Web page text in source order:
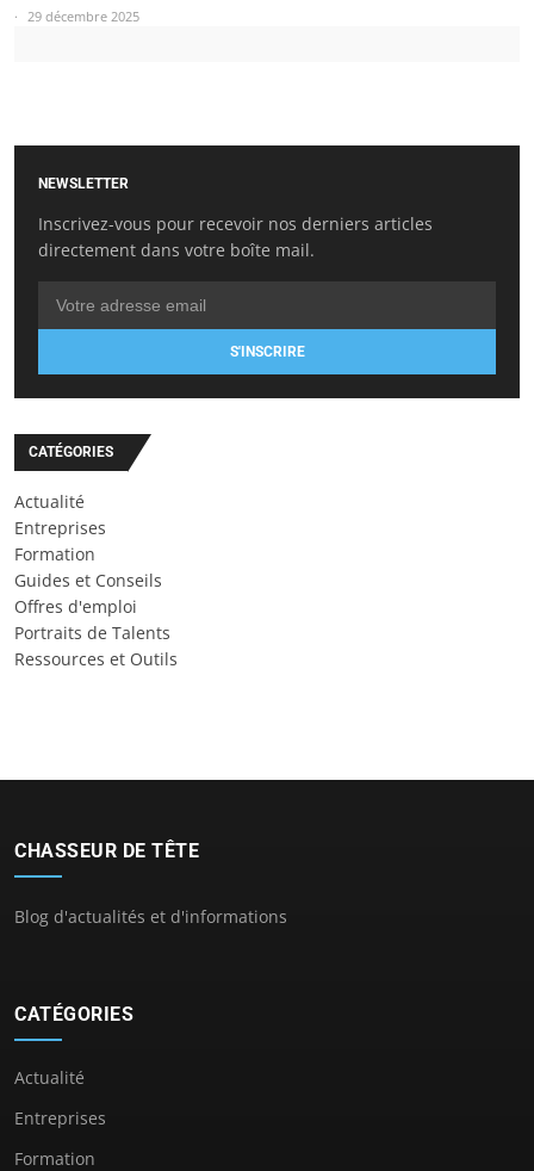
29 décembre 2025
NEWSLETTER
Inscrivez-vous pour recevoir nos derniers articles
directement dans votre boîte mail.
S'INSCRIRE
CATÉGORIES
Actualité
Entreprises
Formation
Guides et Conseils
Offres d'emploi
Portraits de Talents
Ressources et Outils
CHASSEUR DE TÊTE
Blog d'actualités et d'informations
CATÉGORIES
Actualité
Entreprises
Formation